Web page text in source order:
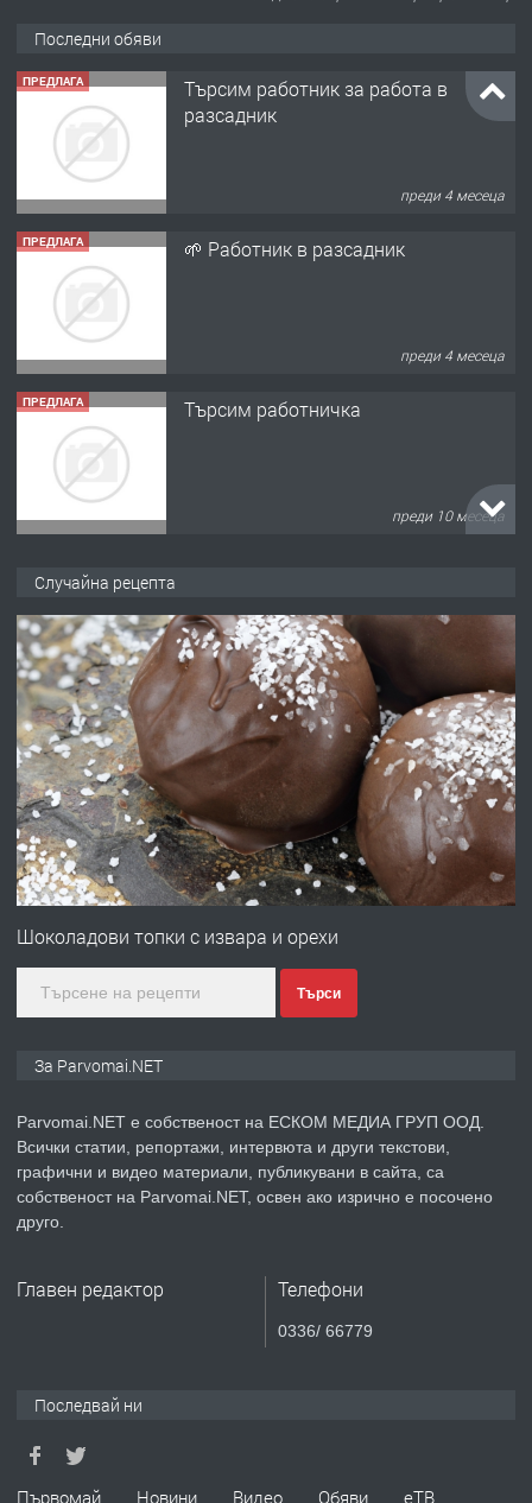
Последни обяви
ПРЕДЛАГА
Търсим работник за работа в
разсадник
преди 4 месеца
ПРЕДЛАГА 🌱 Работник в разсадник
преди 4 месеца
ПРЕДЛАГА Търсим работничка
преди 10 месеца
преди 1 година
ПРЕДЛАГА Работа за общи работници
преди 1 година
ПРЕДЛАГА
Първи поход "По стъпките на Ангел
Войвода"
преди 1 година
ПРЕДЛАГА Уроци по Математика
Случайна рецепта
Шоколадови топки с извара и орехи
Търси
За Parvomai.NET
Parvomai.NET е собственост на ЕСКОМ МЕДИА ГРУП ООД.
Всички статии, репортажи, интервюта и други текстови,
графични и видео материали, публикувани в сайта, са
собственост на Parvomai.NET, освен ако изрично е посочено
друго.
Главен редактор Телефони
0336/ 66779
Последвай ни
Първомай Новини Видео Обяви еТВ